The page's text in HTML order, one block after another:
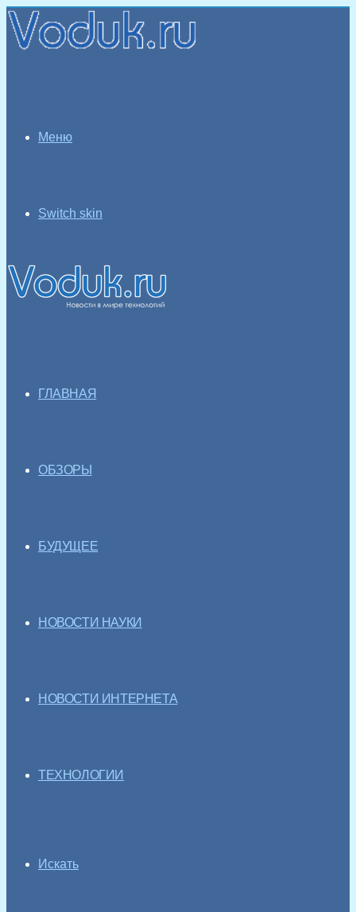
Меню
Switch skin
ГЛАВНАЯ
ОБЗОРЫ
БУДУЩЕЕ
НОВОСТИ НАУКИ
НОВОСТИ ИНТЕРНЕТА
ТЕХНОЛОГИИ
Искать